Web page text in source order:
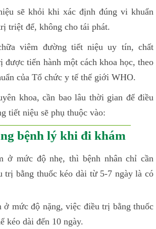
sẽ khỏi khi xác định đúng vi khuẩn
triệt để, không cho tái phát.
viêm đường tiết niệu uy tín, chất
tiến hành một cách khoa học, theo
của Tổ chức y tế thế giới WHO.
khoa, cần bao lâu thời gian để điều
tiết niệu sẽ phụ thuộc vào:
bệnh lý khi đi khám
ở mức độ nhẹ, thì bệnh nhân chỉ cần
trị bằng thuốc kéo dài từ 5-7 ngày là có
ở mức độ nặng, việc điều trị bằng thuốc
kéo dài đến 10 ngày.